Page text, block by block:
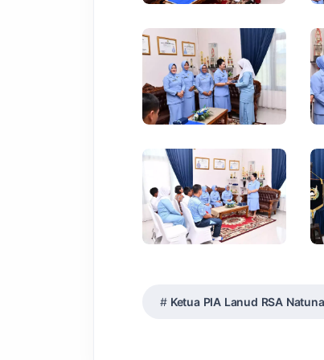
Ketua PIA Lanud RSA